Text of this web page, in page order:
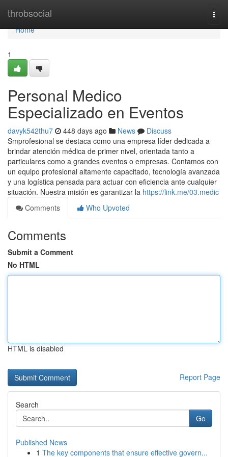
throbsocial
Home
Home
1
Personal Medico
Especializado en Eventos
davyk542thu7 448 days ago News
Discuss
Smprofesional se destaca como una empresa líder dedicada a
brindar atención médica de primer nivel, orientada tanto a
particulares como a grandes eventos o empresas. Contamos con
un equipo profesional altamente capacitado, tecnología avanzada
y una logística pensada para actuar con eficiencia ante cualquier
situación. Nuestra misión es garantizar la https://link.me/03.medic
Comments
Who Upvoted
Comments
Submit a Comment
No HTML
HTML is disabled
Report Page
Search
Go
Published News
1 The key components that ensure effective govern...